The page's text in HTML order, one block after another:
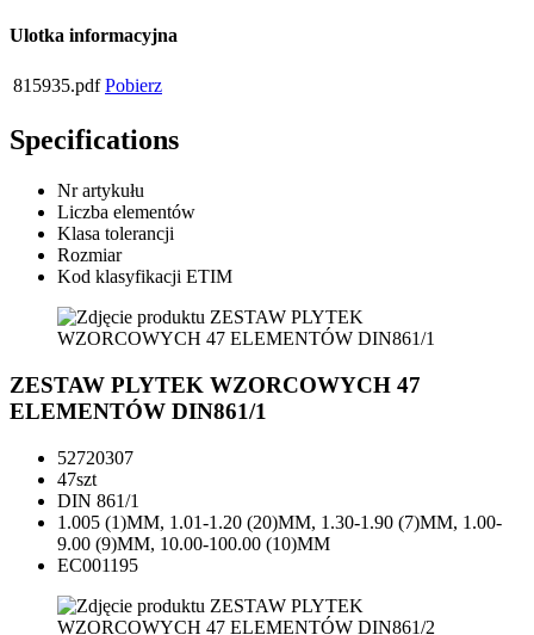
Ulotka informacyjna
815935.pdf Pobierz
Specifications
Nr artykułu
Liczba elementów
Klasa tolerancji
Rozmiar
Kod klasyfikacji ETIM
ZESTAW PLYTEK WZORCOWYCH 47
ELEMENTÓW DIN861/1
52720307
47szt
DIN 861/1
1.005 (1)MM, 1.01-1.20 (20)MM, 1.30-1.90 (7)MM, 1.00-
9.00 (9)MM, 10.00-100.00 (10)MM
EC001195